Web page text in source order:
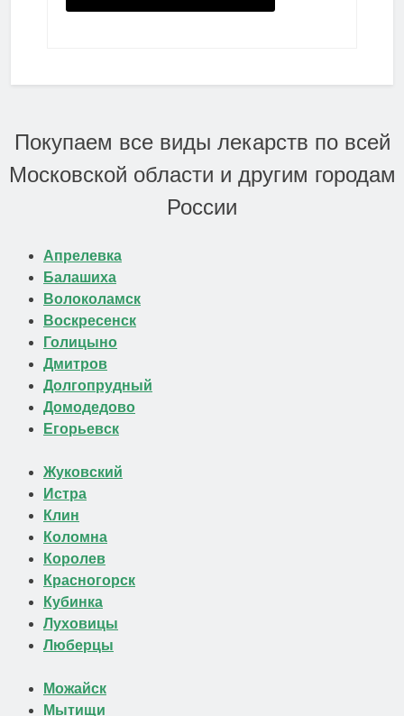
Покупаем все виды лекарств по всей
Московской области и другим городам
России
Апрелевка
Балашиха
Волоколамск
Воскресенск
Голицыно
Дмитров
Долгопрудный
Домодедово
Егорьевск
Жуковский
Истра
Клин
Коломна
Королев
Красногорск
Кубинка
Луховицы
Люберцы
Можайск
Мытищи